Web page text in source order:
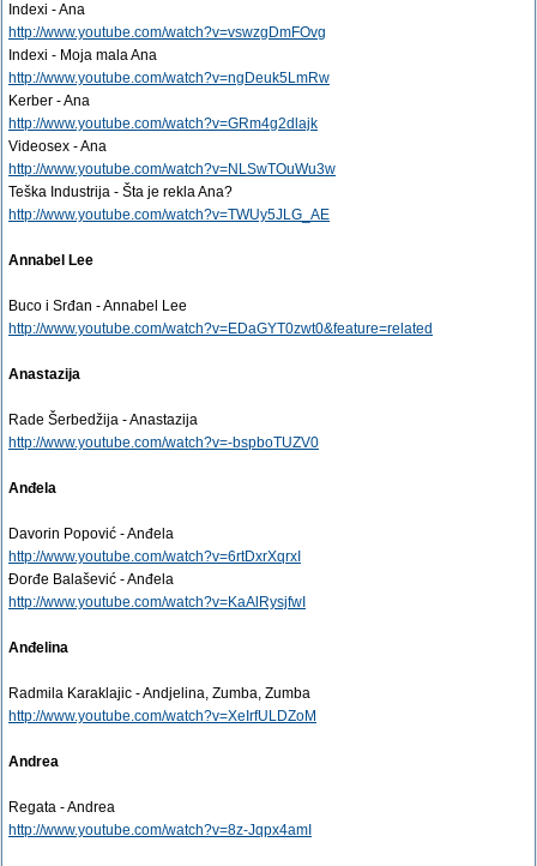
Indexi - Ana
http://www.youtube.com/watch?v=vswzgDmFOvg
Indexi - Moja mala Ana
http://www.youtube.com/watch?v=ngDeuk5LmRw
Kerber - Ana
http://www.youtube.com/watch?v=GRm4g2dlajk
Videosex - Ana
http://www.youtube.com/watch?v=NLSwTOuWu3w
Teška Industrija - Šta je rekla Ana?
http://www.youtube.com/watch?v=TWUy5JLG_AE
Annabel Lee
Buco i Srđan - Annabel Lee
http://www.youtube.com/watch?v=EDaGYT0zwt0&feature=related
Anastazija
Rade Šerbedžija - Anastazija
http://www.youtube.com/watch?v=-bspboTUZV0
Anđela
Davorin Popović - Anđela
http://www.youtube.com/watch?v=6rtDxrXqrxI
Đorđe Balašević - Anđela
http://www.youtube.com/watch?v=KaAlRysjfwI
Anđelina
Radmila Karaklajic - Andjelina, Zumba, Zumba
http://www.youtube.com/watch?v=XeIrfULDZoM
Andrea
Regata - Andrea
http://www.youtube.com/watch?v=8z-Jqpx4amI